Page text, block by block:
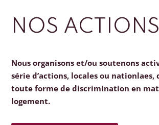
NOS ACTIONS
Nous organisons et/ou soutenons
série d’actions, locales ou
toute forme de discrimination en
logement.